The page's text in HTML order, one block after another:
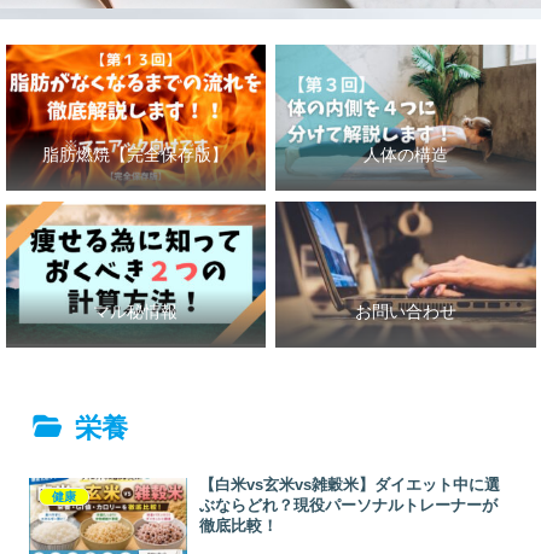
脂肪燃焼【完全保存版】 人体の構造
マル秘情報 お問い合わせ
栄養
健康
【白米vs玄米vs雑穀米】ダイエット中に選
ぶならどれ？現役パーソナルトレーナーが
徹底比較！